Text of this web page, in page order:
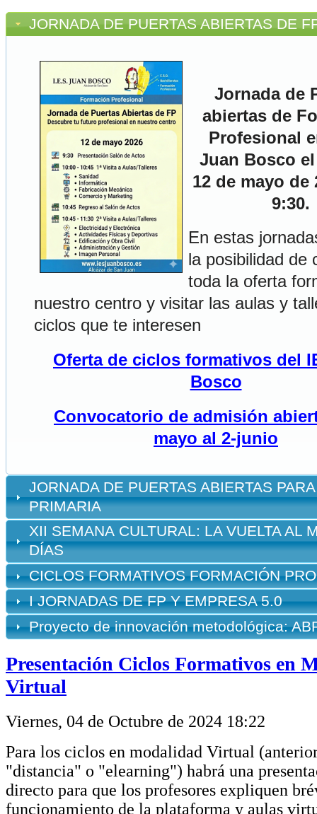
JORNADA DE PUERTAS ABIERTAS DE
Jornada de
abiertas de
Profesional
Juan Bosco
12 de mayo de
9:30.
En estas
la posibilidad de
toda la oferta
nuestro centro y visitar las aulas y
ciclos que te interesen
Oferta de ciclos formativos del
Bosco
Convocatorio de admisión
mayo al 2-junio
JORNADA DE PUERTAS ABIERTAS
PRIMARIA
XII SEMANACULTURAL: LA VUELTA AL
DÍAS
CICLOS FORMATIVOS FORMACIÓN
I JORNADAS DE FP Y EMPRESA 5.0
Proyecto de innovación metodológica:
Presentación Ciclos Formativos en
Virtual
Viernes, 04 de Octubre de 2024 18:22
Para los ciclos en modalidad Virtual
"distancia" o "elearning") habrá una
directo para que los profesores expliquen
funcionamiento de la plataforma y aulas